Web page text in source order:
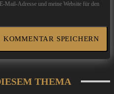
Mail-Adresse und meine Website für den
THEMA